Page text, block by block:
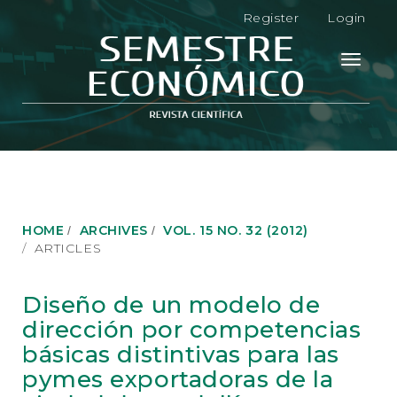
g
n
M
n
C
o
n
t
Register Login
Toggle
HOME ARCHIVES
VOL. 15 NO. 32 (2012)
ARTICLES
Diseño de un modelo de
dirección por competencias
básicas distintivas para las
pymes exportadoras de la